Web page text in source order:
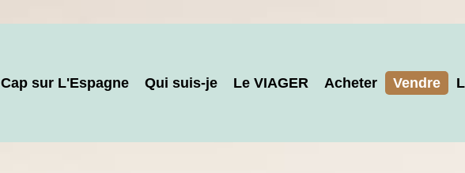
Cap sur L'Espagne Qui suis-je Le VIAGER Acheter Vendre